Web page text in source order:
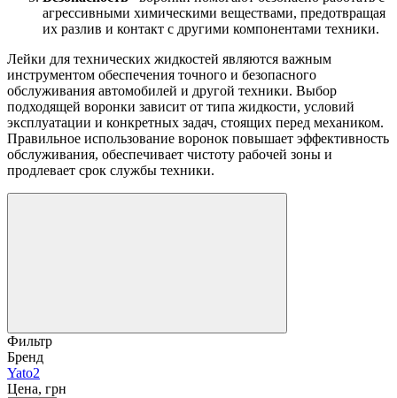
агрессивными химическими веществами, предотвращая
их разлив и контакт с другими компонентами техники.
Лейки для технических жидкостей являются важным
инструментом обеспечения точного и безопасного
обслуживания автомобилей и другой техники. Выбор
подходящей воронки зависит от типа жидкости, условий
эксплуатации и конкретных задач, стоящих перед механиком.
Правильное использование воронок повышает эффективность
обслуживания, обеспечивает чистоту рабочей зоны и
продлевает срок службы техники.
Фильтр
Бренд
Yato2
Цена, грн